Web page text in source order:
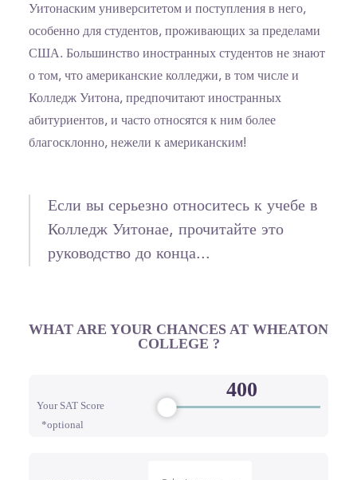
Уитонаским университетом и поступления в него,
особенно для студентов, проживающих за пределами
США. Большинство иностранных студентов не знают
о том, что американские колледжи, в том числе и
Колледж Уитона, предпочитают иностранных
абитуриентов, и часто относятся к ним более
благосклонно, нежели к американским!
Если вы серьезно относитесь к учебе в
Колледж Уитонае, прочитайте это
руководство до конца...
WHAT ARE YOUR CHANCES AT WHEATON
COLLEGE ?
Your SAT Score
*optional